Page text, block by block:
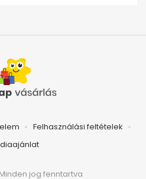
Felhasználási feltételek
jog fenntartva